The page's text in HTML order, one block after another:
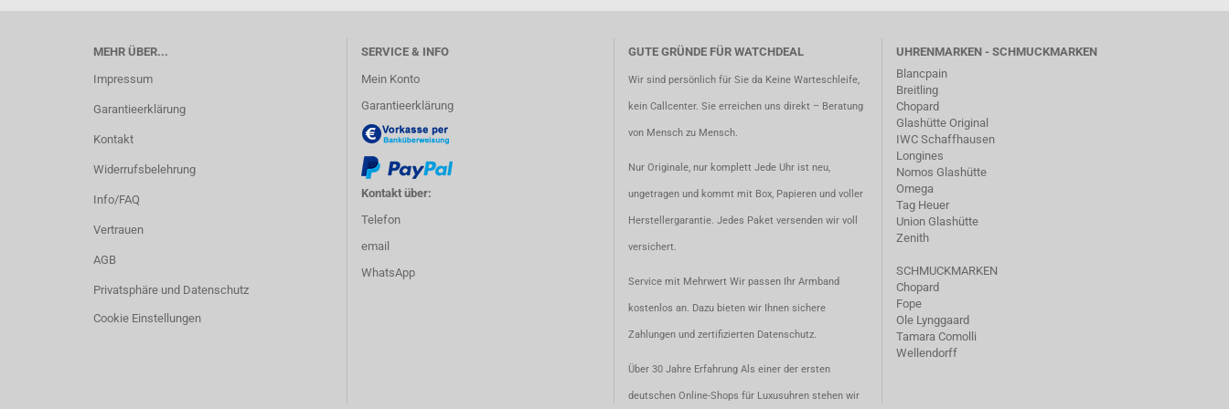
MEHR ÜBER...
Impressum
Garantieerklärung
Kontakt
Widerrufsbelehrung
Info/FAQ
Vertrauen
AGB
Privatsphäre und Datenschutz
Cookie Einstellungen
SERVICE & INFO
Mein Konto
Garantieerklärung
Kontakt über:
Telefon
email
WhatsApp
GUTE GRÜNDE FÜR WATCHDEAL
Wir sind persönlich für Sie da Keine Warteschleife,
kein Callcenter. Sie erreichen uns direkt – Beratung
von Mensch zu Mensch.
Nur Originale, nur komplett Jede Uhr ist neu,
ungetragen und kommt mit Box, Papieren und voller
Herstellergarantie. Jedes Paket versenden wir voll
versichert.
Service mit Mehrwert Wir passen Ihr Armband
kostenlos an. Dazu bieten wir Ihnen sichere
Zahlungen und zertifizierten Datenschutz.
Über 30 Jahre Erfahrung Als einer der ersten
deutschen Online-Shops für Luxusuhren stehen wir
UHRENMARKEN - SCHMUCKMARKEN
Blancpain
Breitling
Chopard
Glashütte Original
IWC Schaffhausen
Longines
Nomos Glashütte
Omega
Tag Heuer
Union Glashütte
Zenith
SCHMUCKMARKEN
Chopard
Fope
Ole Lynggaard
Tamara Comolli
Wellendorff